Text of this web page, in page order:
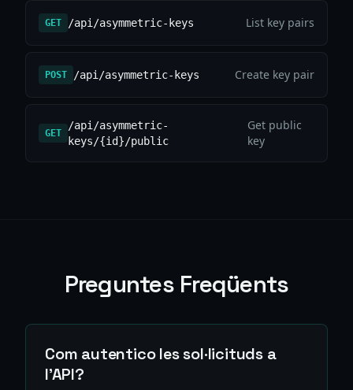
GET /api/asymmetric-keys List key pairs
POST /api/asymmetric-keys Create key pair
GET
/api/asymmetric-
keys/{id}/public
Get public
key
Preguntes Freqüents
Com autentico les sol·licituds a
l'API?